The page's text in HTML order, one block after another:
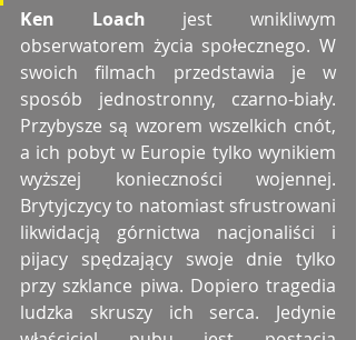
Ken Loach jest wnikliwym
obserwatorem życia społecznego. W
swoich filmach przedstawia je w
sposób jednostronny, czarno-biały.
Przybysze są wzorem wszelkich cnót,
a ich pobyt w Europie tylko wynikiem
wyższej konieczności wojennej.
Brytyjczycy to natomiast sfrustrowani
likwidacją górnictwa nacjonaliści i
pijacy spędzający swoje dnie tylko
przy szklance piwa. Dopiero tragedia
ludzka skruszy ich serca. Jedynie